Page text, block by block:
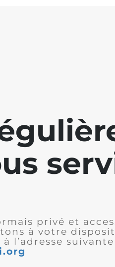
privé et
à votre
l’adresse suivante